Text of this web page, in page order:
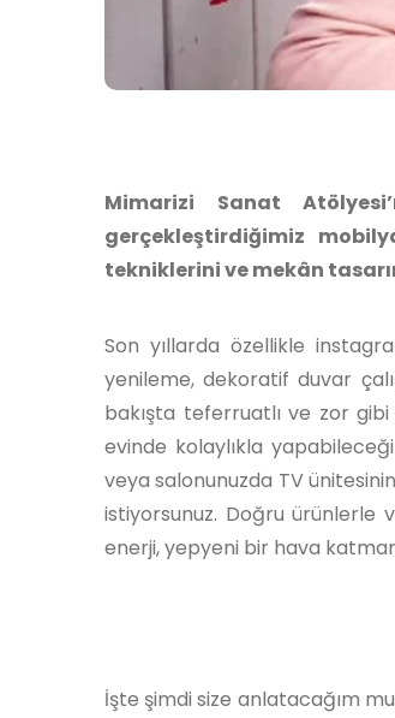
Mimarizi Sanat
gerçekleştirdiğimiz
tekniklerini ve mekân
Son yıllarda özellikle
yenileme, dekoratif duvar
bakışta teferruatlı ve zor
evinde kolaylıkla yapabileceği
veya salonunuzda TV
istiyorsunuz. Doğru ürünlerle
enerji, yepyeni bir hava
İşte şimdi size anlatacağım